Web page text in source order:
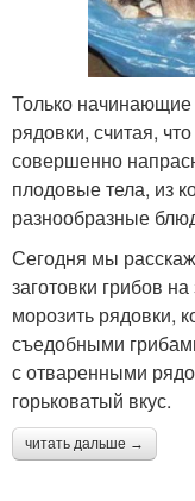
Только начинающие
рядовки, считая,
совершенно
плодовые тела, из
разнообразные
Сегодня мы
заготовки грибов
морозить рядовки,
съедобными
с отваренными
горьковатый вкус.
читать дальше →